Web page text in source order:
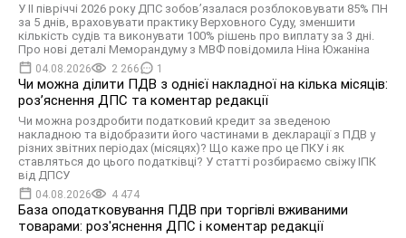
У II півріччі 2026 року ДПС зобов’язалася розблоковувати 85% ПН
за 5 днів, враховувати практику Верховного Суду, зменшити
кількість судів та виконувати 100% рішень про виплату за 3 дні.
Про нові деталі Меморандуму з МВФ повідомила Ніна Южаніна
04.08.2026 2 266 1
Чи можна ділити ПДВ з однієї накладної на кілька місяців:
роз’яснення ДПС та коментар редакції
Чи можна роздробити податковий кредит за зведеною
накладною та відобразити його частинами в декларації з ПДВ у
різних звітних періодах (місяцях)? Що каже про це ПКУ і як
ставляться до цього податківці? У статті розбираємо свіжу ІПК
від ДПСУ
04.08.2026 4 474
База оподатковування ПДВ при торгівлі вживаними
товарами: роз'яснення ДПС і коментар редакції